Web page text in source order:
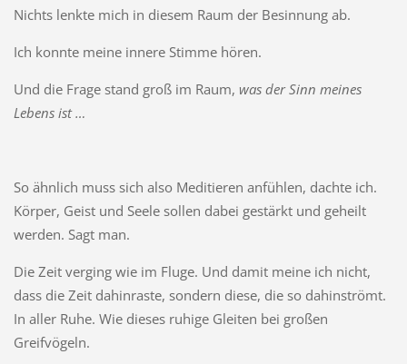
Nichts lenkte mich in diesem Raum der Besinnung ab.
Ich konnte meine innere Stimme hören.
Und die Frage stand groß im Raum, was der Sinn meines
Lebens ist …
So ähnlich muss sich also Meditieren anfühlen, dachte ich.
Körper, Geist und Seele sollen dabei gestärkt und geheilt
werden. Sagt man.
Die Zeit verging wie im Fluge. Und damit meine ich nicht,
dass die Zeit dahinraste, sondern diese, die so dahinströmt.
In aller Ruhe. Wie dieses ruhige Gleiten bei großen
Greifvögeln.